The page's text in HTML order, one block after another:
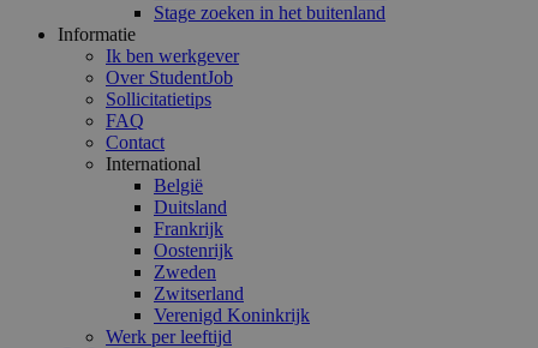
Stage zoeken in het buitenland
Informatie
Ik ben werkgever
Over StudentJob
Sollicitatietips
FAQ
Contact
International
België
Duitsland
Frankrijk
Oostenrijk
Zweden
Zwitserland
Verenigd Koninkrijk
Werk per leeftijd